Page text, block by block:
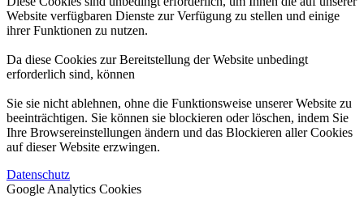
Website verfügbaren Dienste zur Verfügung zu stellen und einige
ihrer Funktionen zu nutzen.
Da diese Cookies zur Bereitstellung der Website unbedingt
erforderlich sind, können
Sie sie nicht ablehnen, ohne die Funktionsweise unserer Website zu
beeinträchtigen. Sie können sie blockieren oder löschen, indem Sie
Ihre Browsereinstellungen ändern und das Blockieren aller Cookies
auf dieser Website erzwingen.
Datenschutz
Google Analytics Cookies